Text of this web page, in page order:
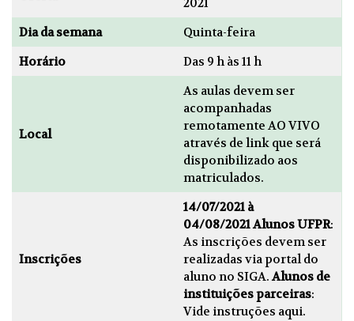
2021
Dia da semana
Quinta-feira
Horário
Das 9 h às 11 h
Local
As aulas devem ser
acompanhadas
remotamente AO VIVO
através de link que será
disponibilizado aos
matriculados.
Inscrições
14/07/2021 à
04/08/2021Alunos UFPR:
As inscrições devem ser
realizadas via portal do
aluno no SIGA.Alunos de
instituições parceiras:
Vide instruções aqui.